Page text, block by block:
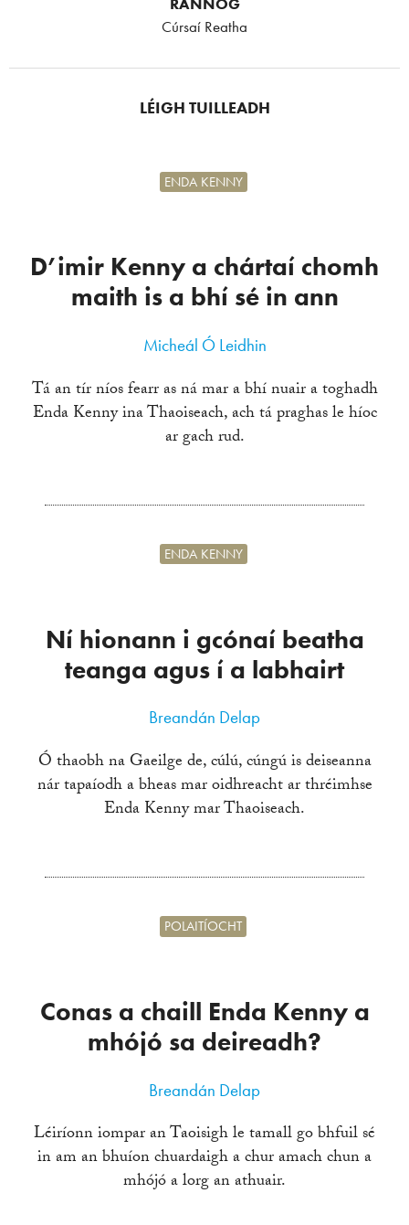
Cúrsaí Reatha
LÉIGH TUILLEADH
D’imir Kenny a chártaí chomh
maith is a bhí sé in ann
ENDA KENNY
Micheál Ó Leidhin
Tá an tír níos fearr as ná mar a bhí nuair a toghadh
Enda Kenny ina Thaoiseach, ach tá praghas le híoc
ar gach rud.
Ní hionann i gcónaí beatha
teanga agus í a labhairt
ENDA KENNY
Breandán Delap
Ó thaobh na Gaeilge de, cúlú, cúngú is deiseanna
nár tapaíodh a bheas mar oidhreacht ar thréimhse
Enda Kenny mar Thaoiseach.
Conas a chaill Enda Kenny a
mhójó sa deireadh?
POLAITÍOCHT
Breandán Delap
Léiríonn iompar an Taoisigh le tamall go bhfuil sé
in am an bhuíon chuardaigh a chur amach chun a
mhójó a lorg an athuair.